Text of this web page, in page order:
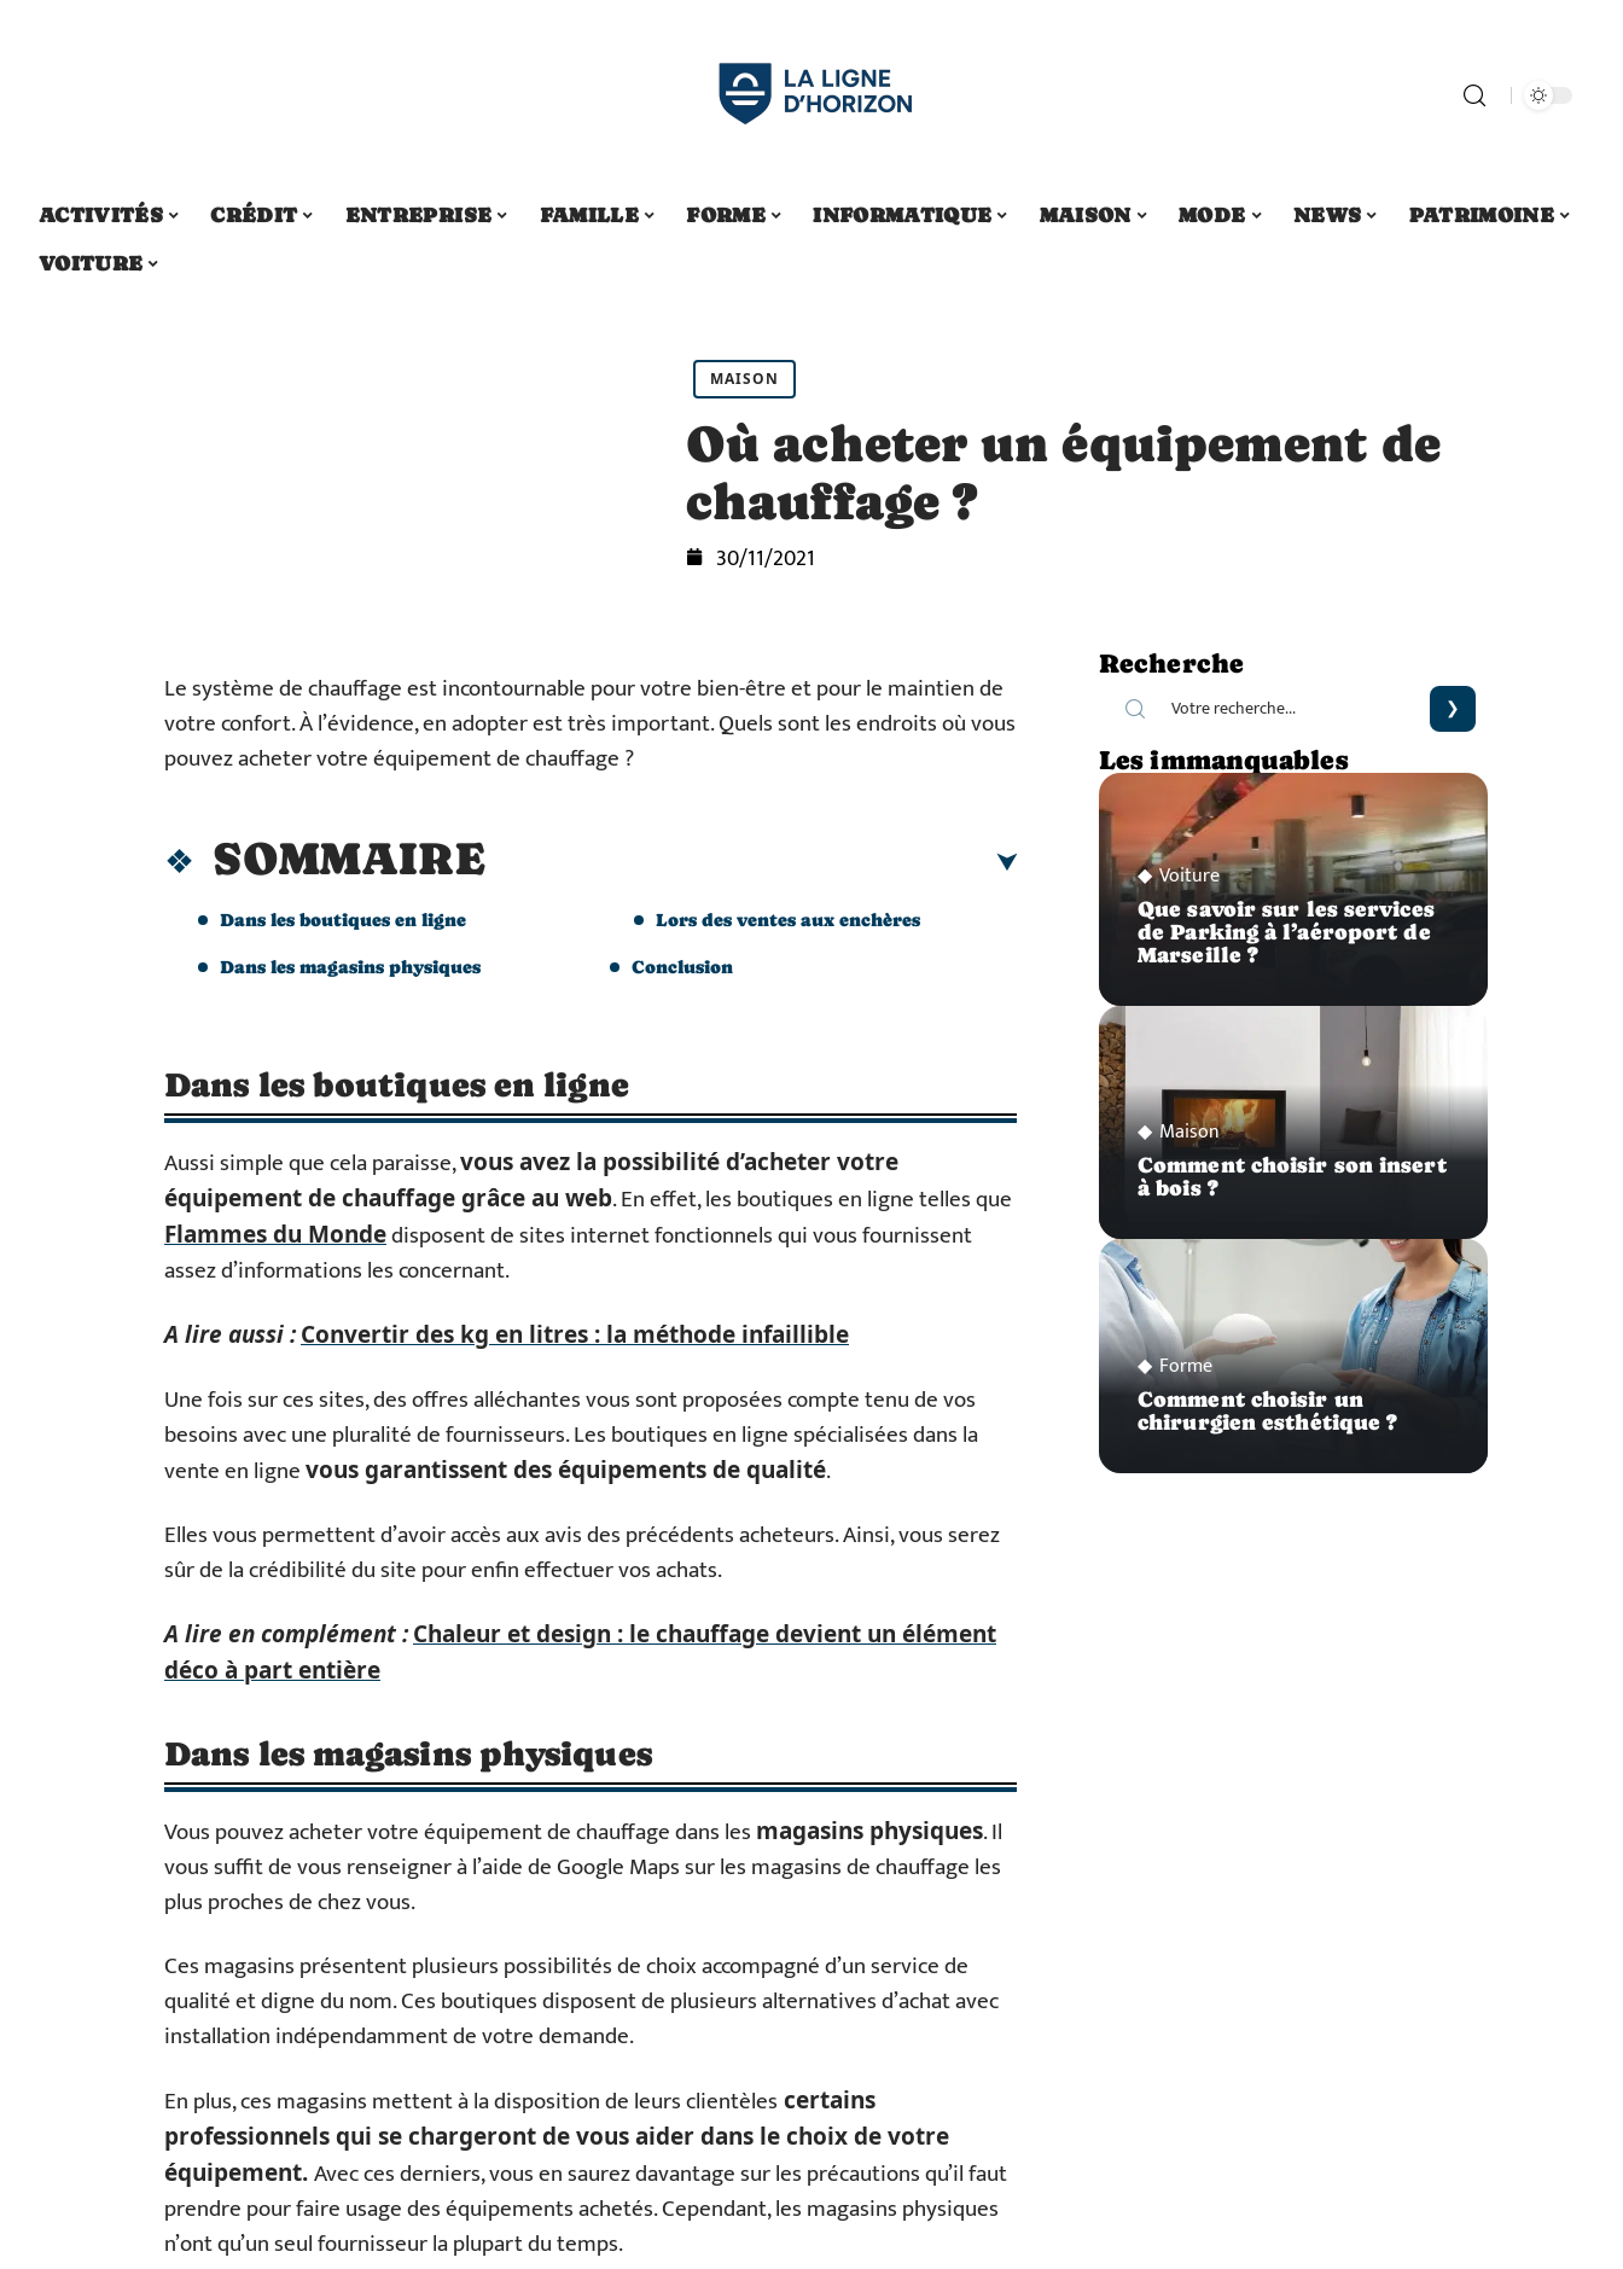
ACTIVITÉS CRÉDIT ENTREPRISE FAMILLE FORME INFORMATIQUE MAISON MODE NEWS
PATRIMOINE
VOITURE
MAISON
Où acheter un équipement de
chauffage ?
30/11/2021
Le système de chauffage est incontournable pour votre bien-être et pour le maintien de
votre confort. À l’évidence, en adopter est très important. Quels sont les endroits où vous
pouvez acheter votre équipement de chauffage ?
SOMMAIRE
Dans les boutiques en ligne
Dans les magasins physiques
Lors des ventes aux enchères
Conclusion
Dans les boutiques en ligne
Aussi simple que cela paraisse,vous avez la possibilité d’acheter votre
équipement de chauffage grâce au web. En effet, les boutiques en ligne telles que
Flammes du Mondedisposent de sites internet fonctionnels qui vous fournissent
assez d’informations les concernant.
A lire aussi :Convertir des kg en litres : la méthode infaillible
Une fois sur ces sites, des offres alléchantes vous sont proposées compte tenu de vos
besoins avec une pluralité de fournisseurs. Les boutiques en ligne spécialisées dans la
vente en lignevous garantissent des équipements de qualité.
Elles vous permettent d’avoir accès aux avis des précédents acheteurs. Ainsi, vous serez
sûr de la crédibilité du site pour enfin effectuer vos achats.
A lire en complément :Chaleur et design : le chauffage devient un élément
déco à part entière
Dans les magasins physiques
Vous pouvez acheter votre équipement de chauffage dans les magasins physiques. Il
vous suffit de vous renseigner à l’aide de Google Maps sur les magasins de chauffage les
plus proches de chez vous.
Ces magasins présentent plusieurs possibilités de choix accompagné d’un service de
qualité et digne du nom. Ces boutiques disposent de plusieurs alternatives d’achat avec
installation indépendamment de votre demande.
En plus, ces magasins mettent à la disposition de leurs clientèles certains
professionnels qui se chargeront de vous aider dans le choix de votre
équipement.Avec ces derniers, vous en saurez davantage sur les précautions qu’il faut
prendre pour faire usage des équipements achetés. Cependant, les magasins physiques
n’ont qu’un seul fournisseur la plupart du temps.
Recherche
Les immanquables
Voiture
Que savoir sur les services
de Parking à l’aéroport de
Marseille ?
Maison
Comment choisir son insert
à bois ?
Forme
Comment choisir un
chirurgien esthétique ?